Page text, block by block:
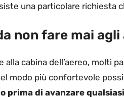
una particolare richiesta
non fare mai
alla cabina dell’aereo, molti
modo più confortevole
prima di avanzare